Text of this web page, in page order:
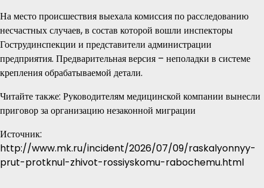
На место происшествия выехала комиссия по расследованию
несчастных случаев, в состав которой вошли инспекторы
Гострудинспекции и представители администрации
предприятия. Предварительная версия – неполадки в системе
крепления обрабатываемой детали.
Читайте также: Руководителям медицинской компании вынесли
приговор за организацию незаконной миграции
Источник:
http://www.mk.ru/incident/2026/07/09/raskalyonnyy-
prut-protknul-zhivot-rossiyskomu-rabochemu.html